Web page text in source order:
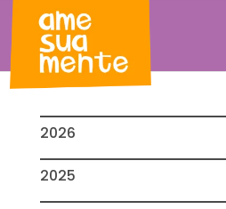
2026
2025